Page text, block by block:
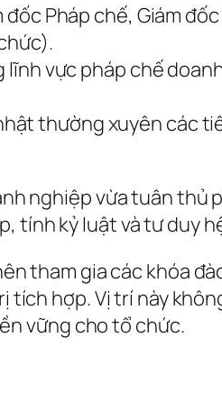
Pháp chế, Giám
vực pháp chế
thường xuyên các
nghiệp vừa tuân thủ
tính kỷ luật và tư duy
tham gia các khóa
hợp. Vị trí này
vững cho tổ chức.